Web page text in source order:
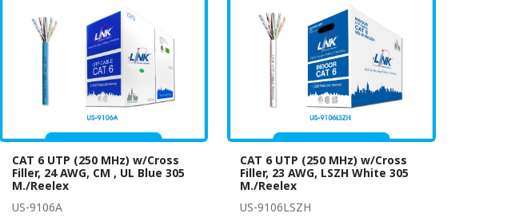
CAT 6 UTP (250 MHz) w/Cross
Filler, 24 AWG, CM , UL Blue 305
M./Reelex
US-9106A
CAT 6 UTP (250 MHz) w/Cross
Filler, 23 AWG, LSZH White 305
M./Reelex
US-9106LSZH